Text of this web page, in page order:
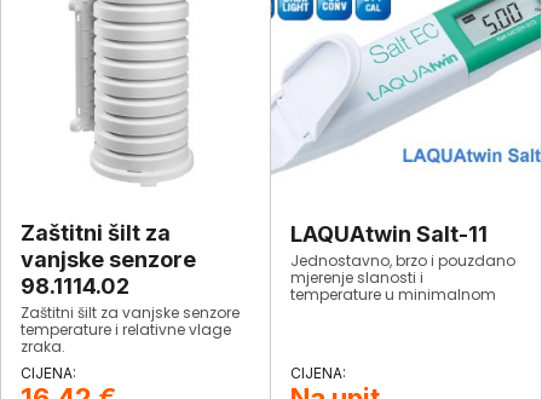
Zaštitni šilt za
vanjske senzore
98.1114.02
Zaštitni šilt za vanjske senzore
temperature i relativne vlage
zraka.
LAQUAtwin Salt-11
Jednostavno, brzo i pouzdano
mjerenje slanosti i
temperature u minimalnom